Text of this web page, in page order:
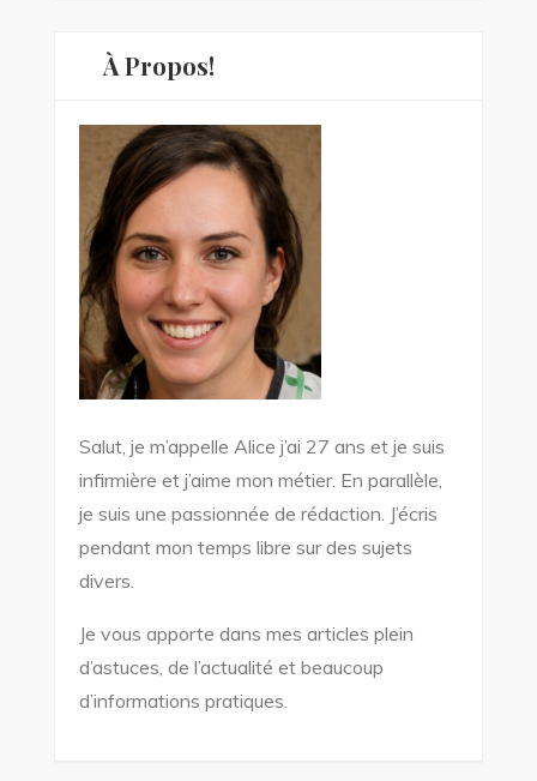
À Propos!
Salut, je m’appelle Alice j’ai 27 ans et je suis
infirmière et j’aime mon métier. En parallèle,
je suis une passionnée de rédaction. J’écris
pendant mon temps libre sur des sujets
divers.
Je vous apporte dans mes articles plein
d’astuces, de l’actualité et beaucoup
d’informations pratiques.